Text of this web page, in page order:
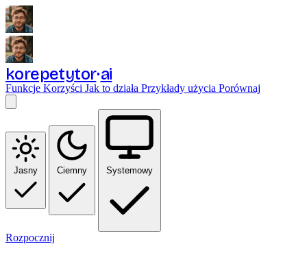
korepetytor ai
Funkcje Korzyści Jak to działa Przykłady użycia Porównaj
Jasny Ciemny Systemowy
Rozpocznij